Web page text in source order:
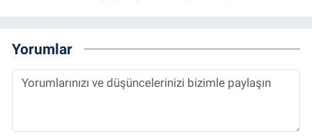
Yorumlar